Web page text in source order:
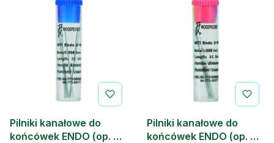
Pilniki kanałowe do
końcówek ENDO (op. 6
Pilniki kanałowe do
końcówek ENDO (op. 6